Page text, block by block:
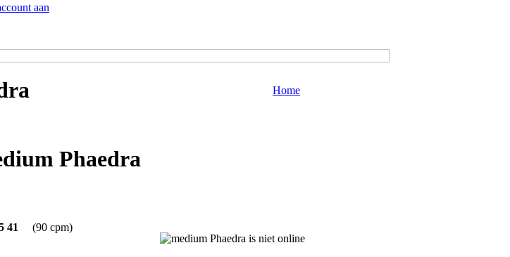
aan
Home
Phaedra
41 (90 cpm)